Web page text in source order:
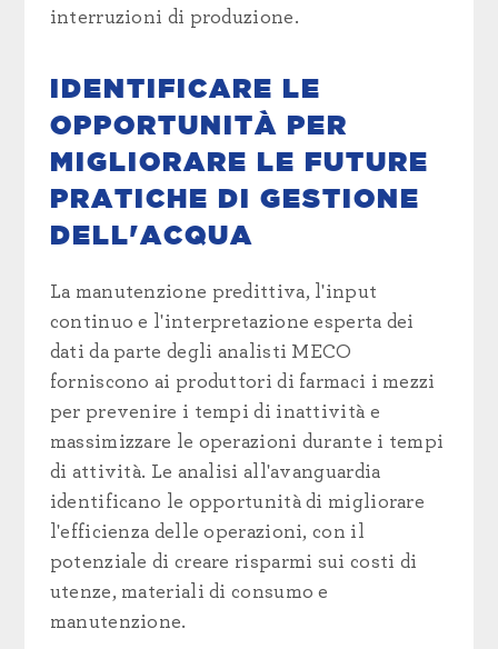
interruzioni di produzione.
IDENTIFICARE LE
OPPORTUNITÀ PER
MIGLIORARE LE FUTURE
PRATICHE DI GESTIONE
DELL'ACQUA
La manutenzione predittiva, l'input
continuo e l'interpretazione esperta dei
dati da parte degli analisti MECO
forniscono ai produttori di farmaci i mezzi
per prevenire i tempi di inattività e
massimizzare le operazioni durante i tempi
di attività. Le analisi all'avanguardia
identificano le opportunità di migliorare
l'efficienza delle operazioni, con il
potenziale di creare risparmi sui costi di
utenze, materiali di consumo e
manutenzione.